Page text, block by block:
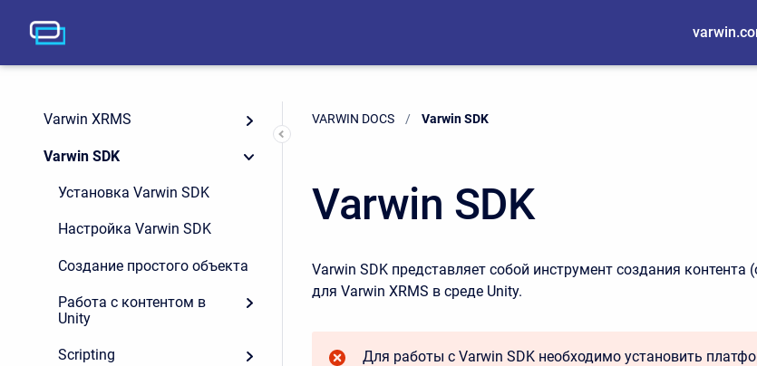
Varwin XRMS
Varwin SDK
Установка Varwin SDK
Настройка Varwin SDK
Создание простого объекта
Работа с контентом в
Unity
Scripting
VARWIN DOCS Current:
Varwin SDK
Varwin SDK
Varwin SDK представляет собой инструмент создания
для Varwin XRMS в среде Unity.
Для работы с Varwin SDK необходимо установить